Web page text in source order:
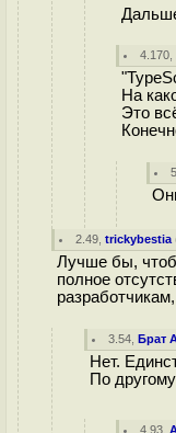
4.170
На
Это
2.49 ,trickybestia
Лучше бы,
полное
3.54 ,Брат
Нет.
По
4.93 ,